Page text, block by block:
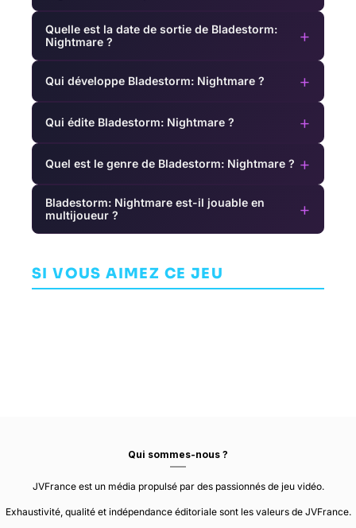
Quelle est la date de sortie de Bladestorm:
Nightmare ?
+
Qui développe Bladestorm: Nightmare ? +
Qui édite Bladestorm: Nightmare ? +
Quel est le genre de Bladestorm: Nightmare ? +
Bladestorm: Nightmare est-il jouable en
multijoueur ?
+
SI VOUS AIMEZ CE JEU
Kiln
DOUBLE FINE
AVENTURE
Qui sommes-nous ?
JVFrance est un média propulsé par des passionnés de jeu vidéo.
Exhaustivité, qualité et indépendance éditoriale sont les valeurs de JVFrance.